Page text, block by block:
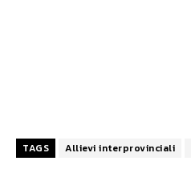
TAGS Allievi interprovinciali